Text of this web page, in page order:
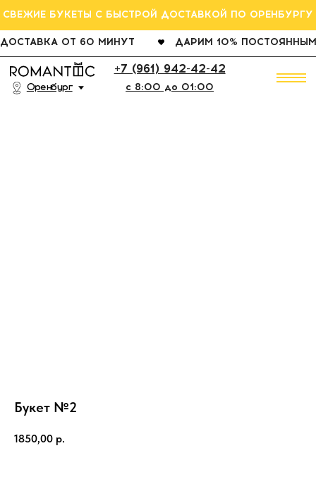
c 8:00 до 01:00
СВЕЖИЕ БУКЕТЫ С БЫСТРОЙ ДОСТАВКОЙ ПО ОРЕНБУРГУ
ДОСТАВКА ОТ 60 МИНУТ ДАРИМ 10% ПОСТОЯННЫМ КЛИЕНТАМ
Букет №2
1850,00 р.